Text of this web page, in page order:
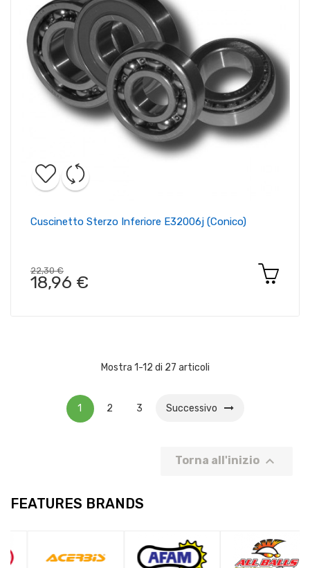
Cuscinetto Sterzo Inferiore E32006j (conico)
22,30 €
18,96 €
Mostra 1-12 di 27 articoli
1 2 3 Successivo
Torna all'inizio 
FEATURES BRANDS